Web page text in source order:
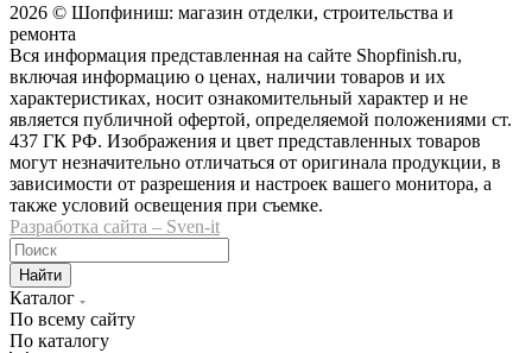
2026 © Шопфиниш: магазин отделки, строительства и
ремонта
Вся информация представленная на сайте Shopfinish.ru,
включая информацию о ценах, наличии товаров и их
характеристиках, носит ознакомительный характер и не
является публичной офертой, определяемой положениями ст.
437 ГК РФ. Изображения и цвет представленных товаров
могут незначительно отличаться от оригинала продукции, в
зависимости от разрешения и настроек вашего монитора, а
также условий освещения при съемке.
Разработка сайта – Sven-it
Найти
Каталог
По всему сайту
По каталогу